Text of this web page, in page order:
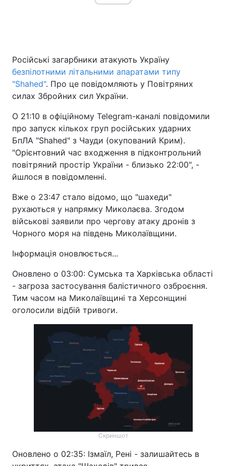
Російські загарбники атакують Україну
безпілотними літальними апаратами типу
"Shahed". Про це повідомляють у Повітряних
силах Збройних сил України.
О 21:10 в офіційному Telegram-каналі повідомили
про запуск кількох груп російських ударних
БпЛА "Shahed" з Чауди (окупований Крим).
"Орієнтовний час входження в підконтрольний
повітряний простір України - близько 22:00", -
йшлося в повідомленні.
Вже о 23:47 стало відомо, що "шахеди"
рухаються у напрямку Миколаєва. Згодом
військові заявили про чергову атаку дронів з
Чорного моря на південь Миколаївщини.
Інформація оновлюється...
Оновлено о 03:00: Сумська та Харківська області
- загроза застосування балістичного озброєння.
Тим часом на Миколаївщині та Херсонщині
оголосили відбій тривоги.
Скриншот
Оновлено о 02:35: Ізмаїл, Рені - залишайтесь в